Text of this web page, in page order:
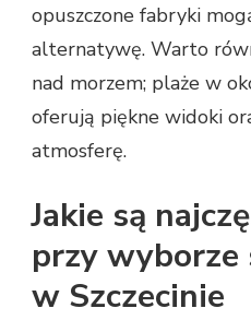
opuszczone fabryki
alternatywę. Warto
nad morzem; plaże w
oferują piękne widoki
atmosferę.
Jakie są
przy
w Szczecinie